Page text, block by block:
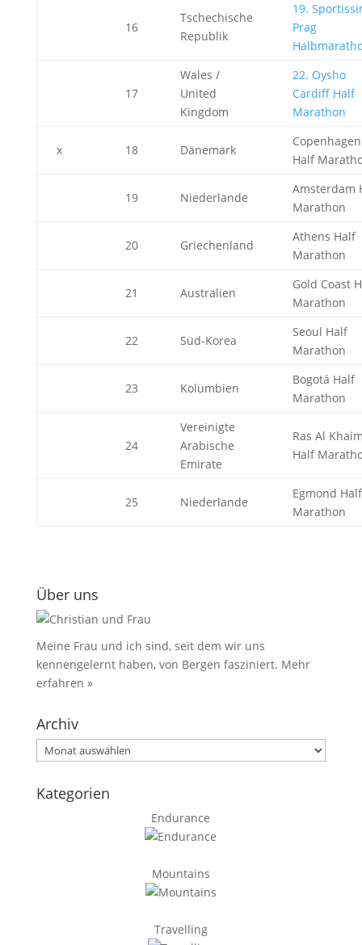
16
Tschechische
Republik
19.
Prag
17
Wales /
United
Kingdom
22. Oysho
Cardiff Half
Marathon
x 18 Dänemark
Copenhagen
Half
19 Niederlande
Amsterdam
Marathon
20 Griechenland
Athens Half
Marathon
21 Australien
Gold Coast
Marathon
22 Süd-Korea
Seoul Half
Marathon
23 Kolumbien
Bogotá Half
Marathon
24
Vereinigte
Arabische
Emirate
Ras Al
Half
25 Niederlande
Egmond Half
Marathon
Über uns
Meine Frau und ich sind, seit dem wir uns
kennengelernt haben, von Bergen fasziniert. Mehr
erfahren »
Archiv
Archiv
Kategorien
Endurance
Mountains
Travelling